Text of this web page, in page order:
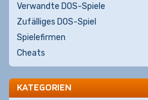
Verwandte DOS-Spiele
Zufälliges DOS-Spiel
Spielefirmen
Cheats
KATEGORIEN